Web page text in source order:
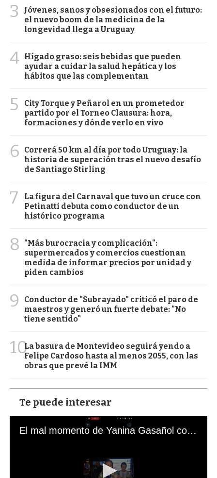
3
Jóvenes, sanos y obsesionados con el futuro:
el nuevo boom de la medicina de la
longevidad llega a Uruguay
4 Hígado graso: seis bebidas que pueden
ayudar a cuidar la salud hepática y los
hábitos que las complementan
5
City Torque y Peñarol en un prometedor
partido por el Torneo Clausura: hora,
formaciones y dónde verlo en vivo
6
Correrá 50 km al día por todo Uruguay: la
historia de superación tras el nuevo desafío
de Santiago Stirling
7
La figura del Carnaval que tuvo un cruce con
Petinatti debuta como conductor de un
histórico programa
8
"Más burocracia y complicación":
supermercados y comercios cuestionan
medida de informar precios por unidad y
piden cambios
9
Conductor de "Subrayado" criticó el paro de
maestros y generó un fuerte debate: "No
tiene sentido"
10La basura de Montevideo seguirá yendo a
Felipe Cardoso hasta al menos 2055, con las
obras que prevé la IMM
Te puede interesar
El mal momento de Yanina Gasañol con un hincha argentino en "Subrayado"